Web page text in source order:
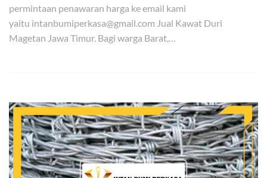
permintaan penawaran harga ke email kami
yaitu intanbumiperkasa@gmail.com Jual Kawat Duri
Magetan Jawa Timur. Bagi warga Barat,…